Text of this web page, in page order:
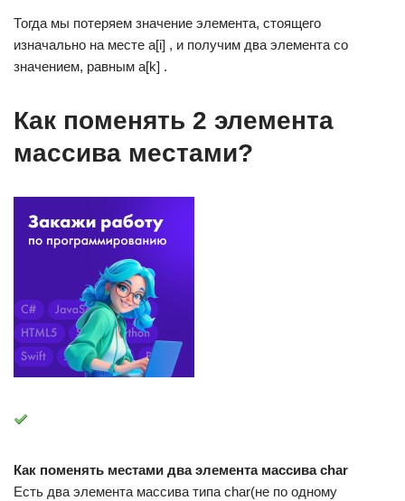
Тогда мы потеряем значение элемента, стоящего
изначально на месте a[i] , и получим два элемента со
значением, равным a[k] .
Как поменять 2 элемента
массива местами?
Как поменять местами два элемента массива char
Есть два элемента массива типа char(не по одному